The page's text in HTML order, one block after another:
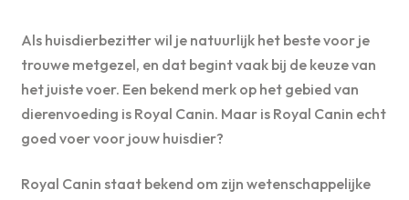
Als huisdierbezitter wil je natuurlijk het beste voor je
trouwe metgezel, en dat begint vaak bij de keuze van
het juiste voer. Een bekend merk op het gebied van
dierenvoeding is Royal Canin. Maar is Royal Canin echt
goed voer voor jouw huisdier?
Royal Canin staat bekend om zijn wetenschappelijke